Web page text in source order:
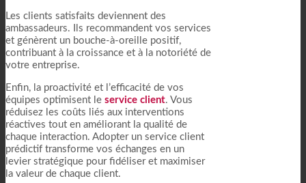
Les clients satisfaits deviennent des
ambassadeurs. Ils recommandent vos services
et génèrent un bouche-à-oreille positif,
contribuant à la croissance et à la notoriété de
votre entreprise.
Enfin, la proactivité et l’efficacité de vos
équipes optimisent le service client. Vous
réduisez les coûts liés aux interventions
réactives tout en améliorant la qualité de
chaque interaction. Adopter un service client
prédictif transforme vos échanges en un
levier stratégique pour fidéliser et maximiser
la valeur de chaque client.